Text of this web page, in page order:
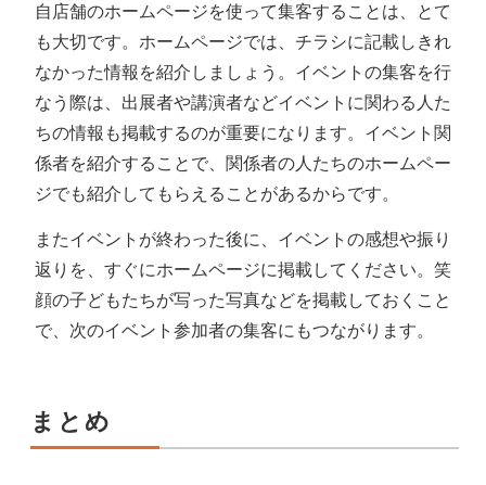
自店舗のホームページを使って集客することは、とて
も大切です。ホームページでは、チラシに記載しきれ
なかった情報を紹介しましょう。イベントの集客を行
なう際は、出展者や講演者などイベントに関わる人た
ちの情報も掲載するのが重要になります。イベント関
係者を紹介することで、関係者の人たちのホームペー
ジでも紹介してもらえることがあるからです。
またイベントが終わった後に、イベントの感想や振り
返りを、すぐにホームページに掲載してください。笑
顔の子どもたちが写った写真などを掲載しておくこと
で、次のイベント参加者の集客にもつながります。
まとめ